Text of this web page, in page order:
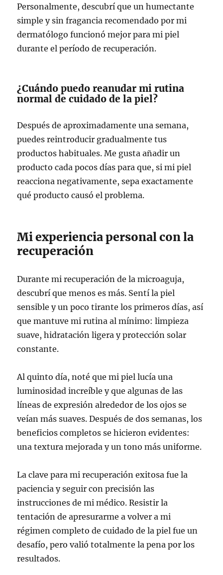
Personalmente, descubrí que un humectante
simple y sin fragancia recomendado por mi
dermatólogo funcionó mejor para mi piel
durante el período de recuperación.
¿Cuándo puedo reanudar mi rutina
normal de cuidado de la piel?
Después de aproximadamente una semana,
puedes reintroducir gradualmente tus
productos habituales. Me gusta añadir un
producto cada pocos días para que, si mi piel
reacciona negativamente, sepa exactamente
qué producto causó el problema.
Mi experiencia personal con la
recuperación
Durante mi recuperación de la microaguja,
descubrí que menos es más. Sentí la piel
sensible y un poco tirante los primeros días, así
que mantuve mi rutina al mínimo: limpieza
suave, hidratación ligera y protección solar
constante.
Al quinto día, noté que mi piel lucía una
luminosidad increíble y que algunas de las
líneas de expresión alrededor de los ojos se
veían más suaves. Después de dos semanas, los
beneficios completos se hicieron evidentes:
una textura mejorada y un tono más uniforme.
La clave para mi recuperación exitosa fue la
paciencia y seguir con precisión las
instrucciones de mi médico. Resistir la
tentación de apresurarme a volver a mi
régimen completo de cuidado de la piel fue un
desafío, pero valió totalmente la pena por los
resultados.